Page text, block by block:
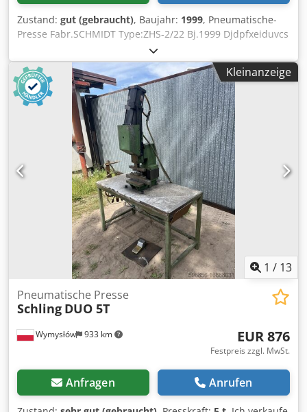
Zustand: gut (gebraucht), Baujahr: 1999, Pneumatische-
Presse Fabr.SCHMIDT Type:ZHS-2/22 Bj.1999 Djdpfxeiduvcs
Amajkr mit Zweihand Bedienung . UVV bis 2023.
Kleinanzeige
1 / 13
Wymysłów 933 km
Pneumatische Presse
Schling DUO 5T
EUR 876
Festpreis zzgl. MwSt.
Anfragen Anrufen